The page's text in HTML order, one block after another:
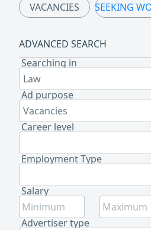
VACANCIES SEEKING
ADVANCED SEARCH
Searching in
Law
Ad purpose
Vacancies
Career level
Employment Type
Salary
Advertiser type